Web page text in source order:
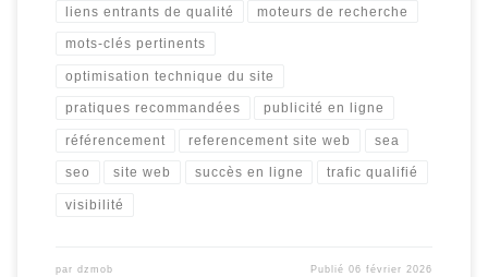
liens entrants de qualité moteurs de recherche
mots-clés pertinents
optimisation technique du site
pratiques recommandées publicité en ligne
référencement referencement site web sea
seo site web succès en ligne trafic qualifié
visibilité
par dzmob Publié06 février 2026